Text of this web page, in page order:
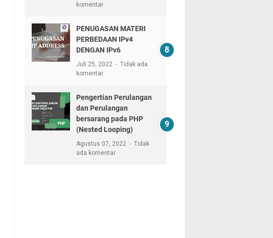
komentar
PENUGASAN MATERI
PERBEDAAN IPv4
DENGAN IPv6
Juli 25, 2022
Tidak ada
komentar
Pengertian Perulangan
dan Perulangan
bersarang pada PHP
(Nested Looping)
Agustus 07, 2022
Tidak
ada komentar